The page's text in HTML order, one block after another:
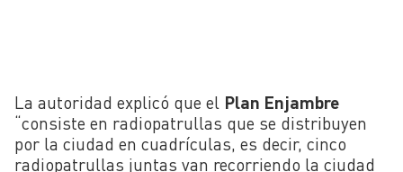
La autoridad explicó que el Plan Enjambre
“consiste en radiopatrullas que se distribuyen
por la ciudad en cuadrículas, es decir, cinco
radiopatrullas juntas van recorriendo la ciudad